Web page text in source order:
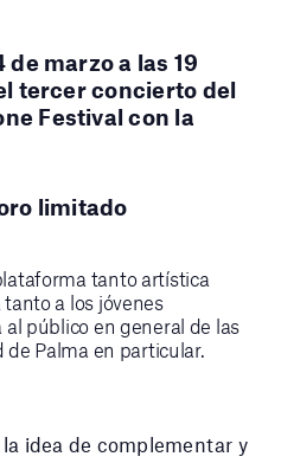
de marzo a las 19
tercer concierto del
Festival con la
limitado
tanto artística
a los jóvenes
público en general de las
Palma en particular.
idea de complementar y